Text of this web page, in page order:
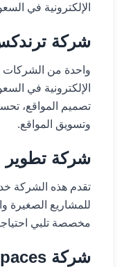
الإلكترونية في
شركة
واحدة من الشركات
الإلكترونية في
وتسويق المواقع.
شركة تطوير
تقدم هذه الشركة
للمشاريع الصغيرة
مخصصة تلبي
شركة 7Spaces: